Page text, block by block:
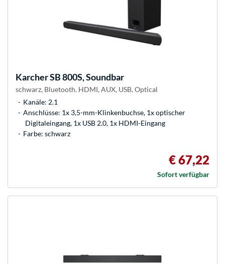
KarcherSB 800S, Soundbar
schwarz, Bluetooth. HDMI, AUX, USB, Optical
Kanäle: 2.1
Anschlüsse: 1x 3,5-mm-Klinkenbuchse, 1x optischer
Digitaleingang, 1x USB 2.0, 1x HDMI-Eingang
Farbe: schwarz
€ 67,22
Sofort verfügbar